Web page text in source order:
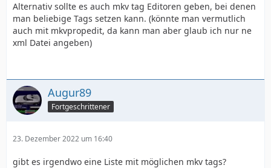
Alternativ sollte es auch mkv tag Editoren geben, bei denen
man beliebige Tags setzen kann. (könnte man vermutlich
auch mit mkvpropedit, da kann man aber glaub ich nur ne
xml Datei angeben)
Augur89
Fortgeschrittener
23. Dezember 2022 um 16:40
gibt es irgendwo eine Liste mit möglichen mkv tags?